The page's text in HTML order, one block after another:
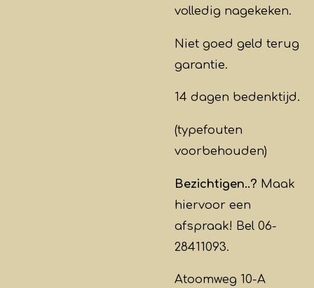
volledig nagekeken.
Niet goed geld terug
garantie.
14 dagen bedenktijd.
(typefouten
voorbehouden)
Bezichtigen..? Maak
hiervoor een
afspraak! Bel 06-
28411093.
Atoomweg 10-A